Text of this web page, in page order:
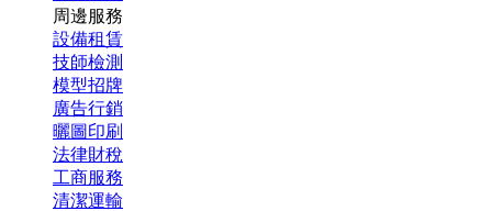
周邊服務
設備租賃
技師檢測
模型招牌
廣告行銷
曬圖印刷
法律財稅
工商服務
清潔運輸